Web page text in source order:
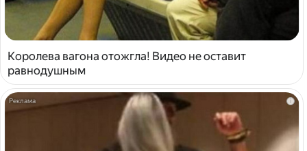
Королева вагона отожгла! Видео не оставит
равнодушным
i